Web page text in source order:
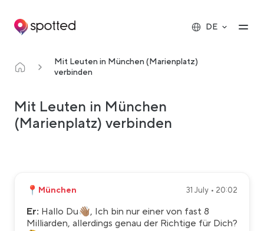
Main navigation
DE
Mit Leuten in München (Marienplatz)
verbinden
Mit Leuten in München
(Marienplatz) verbinden
📍 München 31 July • 20:02
Er: Hallo Du👋🏽, Ich bin nur einer von fast 8
Milliarden, allerdings genau der Richtige für Dich?